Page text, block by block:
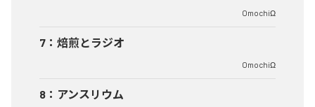
OmochiΩ
7 ： 焙煎とラジオ
OmochiΩ
8 ： アンスリウム